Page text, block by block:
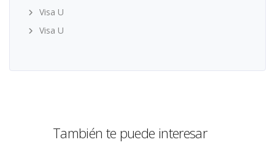
Visa U
Visa U
También te puede interesar